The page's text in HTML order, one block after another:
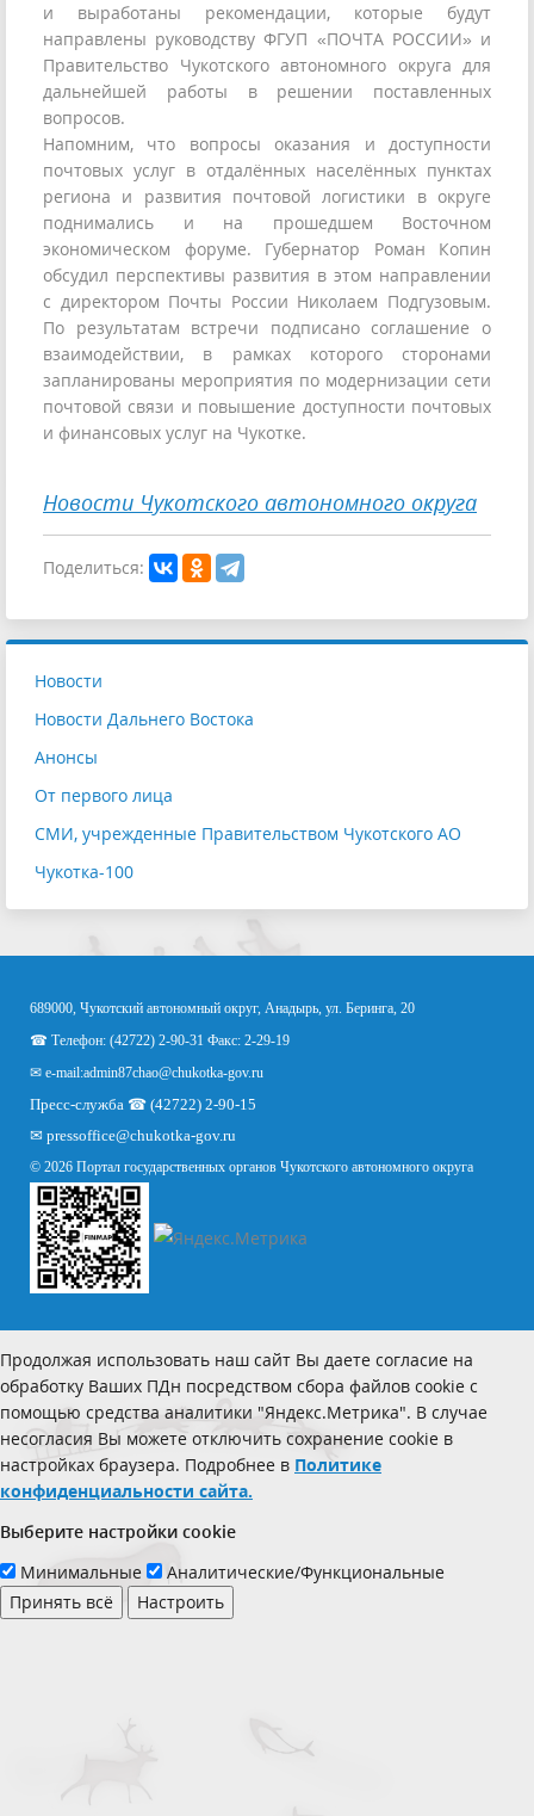
и выработаны рекомендации, которые будут
направлены руководству ФГУП «ПОЧТА РОССИИ» и
Правительство Чукотского автономного округа для
дальнейшей работы в решении поставленных
вопросов.
Напомним, что вопросы оказания и доступности
почтовых услуг в отдалённых населённых пунктах
региона и развития почтовой логистики в округе
поднимались и на прошедшем Восточном
экономическом форуме. Губернатор Роман Копин
обсудил перспективы развития в этом направлении
с директором Почты России Николаем Подгузовым.
По результатам встречи подписано соглашение о
взаимодействии, в рамках которого сторонами
запланированы мероприятия по модернизации сети
почтовой связи и повышение доступности почтовых
и финансовых услуг на Чукотке.
Новости Чукотского автономного округа
Поделиться:
Новости
Новости Дальнего Востока
Анонсы
От первого лица
СМИ, учрежденные Правительством Чукотского АО
Чукотка-100
689000, Чукотский автономный округ, Анадырь, ул. Беринга, 20
☎ Телефон: (42722) 2-90-31 Факс: 2-29-19
✉ e-mail:admin87chao@chukotka-gov.ru
Пресс-служба ☎ (42722) 2-90-15
✉ pressoffice@chukotka-gov.ru
© 2026 Портал государственных органов Чукотского автономного округа
Продолжая использовать наш сайт Вы даете согласие на
обработку Ваших ПДн посредством сбора файлов cookie с
помощью средства аналитики "Яндекс.Метрика". В случае
несогласия Вы можете отключить сохранение cookie в
настройках браузера. Подробнее в Политике
конфиденциальности сайта.
Выберите настройки cookie
Минимальные
Аналитические/Функциональные
Принять всё
Настроить